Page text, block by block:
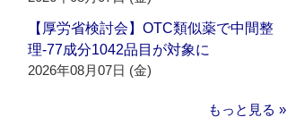
【厚労省検討会】OTC類似薬で中間整
理‐77成分1042品目が対象に
2026年08月07日 (金)
もっと見る »